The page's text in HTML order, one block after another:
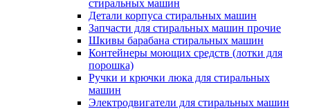
стиральных машин
Детали корпуса стиральных машин
Запчасти для стиральных машин прочие
Шкивы барабана стиральных машин
Контейнеры моющих средств (лотки для
порошка)
Ручки и крючки люка для стиральных
машин
Электродвигатели для стиральных машин